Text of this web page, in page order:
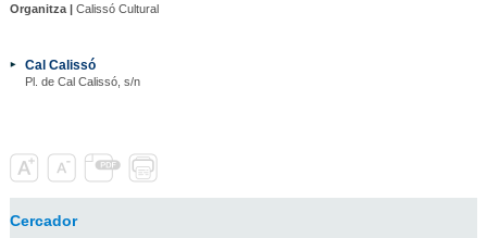
Organitza |Calissó Cultural
Cal Calissó
Pl. de Cal Calissó, s/n
Cercador